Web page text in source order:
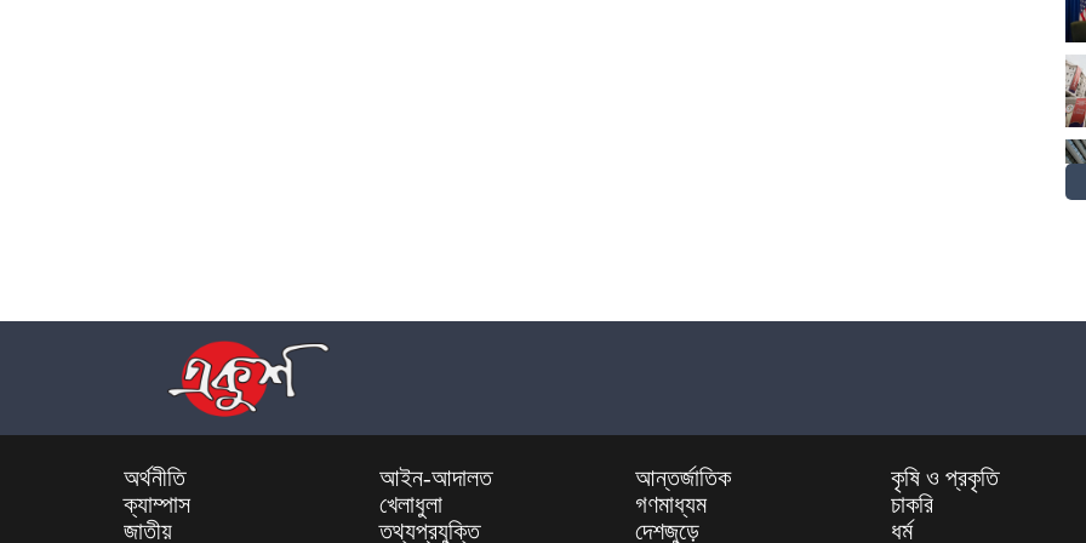
অর্থনীতি আইন-আদালত আন্তর্জাতিক
কৃষি ও প্রকৃতি
ক্যাম্পাস
খেলাধুলা গণমাধ্যম
চাকরি
জাতীয়
তথ্যপ্রযুক্তি দেশজুড়ে ধর্ম